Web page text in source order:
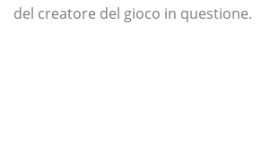
del creatore del gioco in questione.